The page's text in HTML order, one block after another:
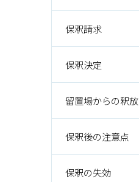
保釈請求
保釈決定
留置場からの釈放
保釈後の注意点
保釈の失効